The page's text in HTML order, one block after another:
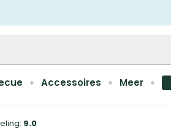
Accessoires Meer
9.0